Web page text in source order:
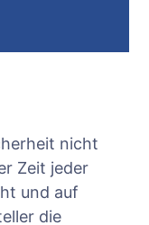
nicht
Zeit jeder
und auf
die